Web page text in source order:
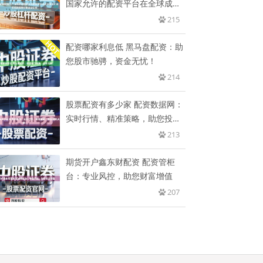
国家允许的配资平台在全球成长
215
配资哪家利息低 黑马盘配资：助
您股市驰骋，资金无忧！
214
股票配资有多少家 配资数据网：
实时行情、精准策略，助您投资
213
期货开户鑫东财配资 配资管柜
台：专业风控，助您财富增值
207